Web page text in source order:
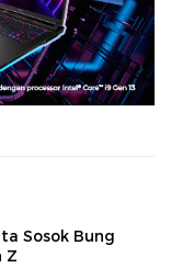
Sosok Bung
Z